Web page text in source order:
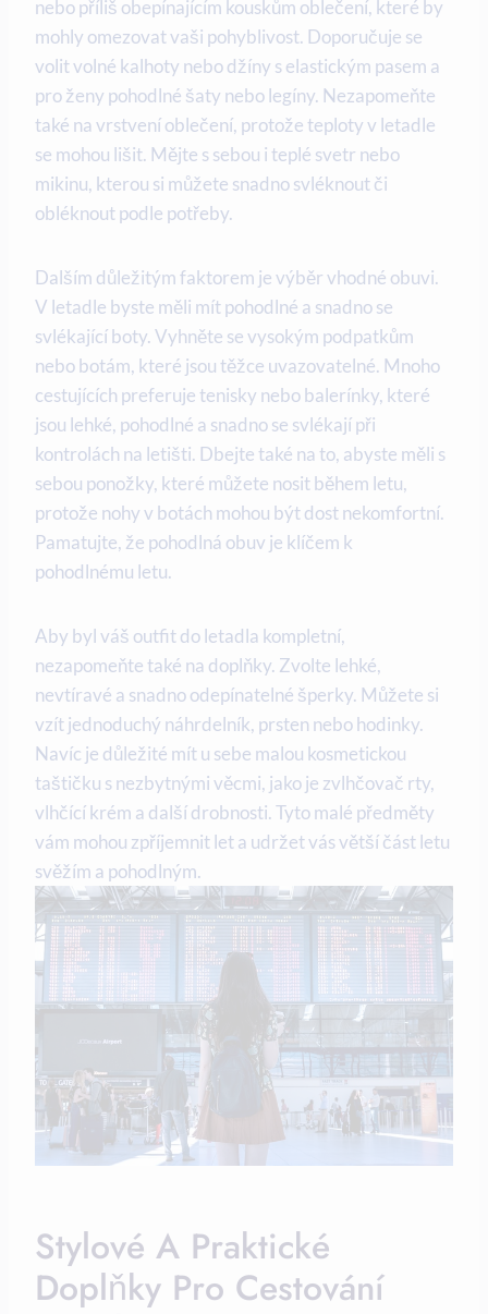
nebo příliš obepínajícím kouskům oblečení, které by
mohly omezovat vaši pohyblivost. Doporučuje se
volit volné kalhoty nebo džíny s elastickým pasem a
pro ženy pohodlné šaty nebo legíny. Nezapomeňte
také na vrstvení oblečení, protože teploty v letadle
se mohou lišit. Mějte s sebou i teplé svetr nebo
mikinu, kterou si můžete snadno svléknout či
obléknout podle potřeby.
Dalším důležitým faktorem je výběr vhodné obuvi.
V letadle byste měli mít pohodlné a snadno se
svlékající boty. Vyhněte se vysokým podpatkům
nebo botám, které jsou těžce uvazovatelné. Mnoho
cestujících preferuje tenisky nebo balerínky, které
jsou lehké, pohodlné a snadno se svlékají při
kontrolách na letišti. Dbejte také na to, abyste měli s
sebou ponožky, které můžete nosit během letu,
protože nohy v botách mohou být dost nekomfortní.
Pamatujte, že pohodlná obuv je klíčem k
pohodlnému letu.
Aby byl váš outfit do letadla kompletní,
nezapomeňte také na doplňky. Zvolte lehké,
nevtíravé a snadno odepínatelné šperky. Můžete si
vzít jednoduchý náhrdelník, prsten nebo hodinky.
Navíc je důležité mít u sebe malou kosmetickou
taštičku s nezbytnými věcmi, jako je zvlhčovač rty,
vlhčící krém a další drobnosti. Tyto malé předměty
vám mohou zpříjemnit let a udržet vás větší část letu
svěžím a pohodlným.
Stylové A Praktické
Doplňky Pro Cestování